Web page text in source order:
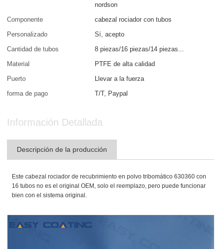
nordson
Componente
cabezal rociador con tubos
Personalizado
Sí, acepto
Cantidad de tubos
8 piezas/16 piezas/14 piezas...
Material
PTFE de alta calidad
Puerto
Llevar a la fuerza
forma de pago
T/T, Paypal
Información Detallada
Descripción de la producción
Este cabezal rociador de recubrimiento en polvo tribomático 630360 con
16 tubos no es el original OEM, solo el reemplazo, pero puede funcionar
bien con el sistema original.